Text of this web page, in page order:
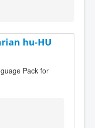
hu-HU
Pack for